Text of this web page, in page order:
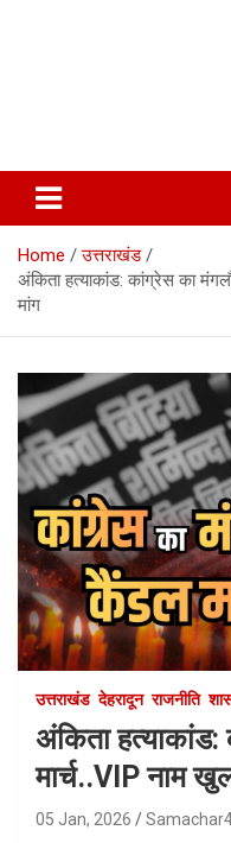
Home
उत्तराखंड
अंकिता हत्याकांड: कांग्रेस का
मांग
उत्तराखंड देहरादून राजनीति
अंकिता
मार्च..VIP नाम
05 Jan, 2026